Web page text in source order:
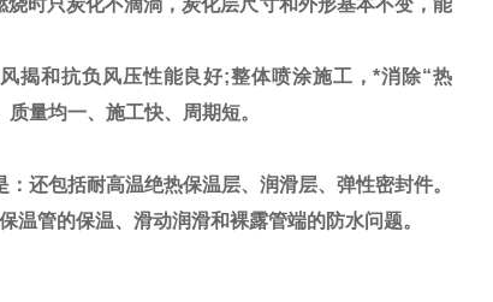
时只炭化不滴淌，炭化层尺寸和外形基本不变，能
揭和抗负风压性能良好;整体喷涂施工，*消除“热
量均一、施工快、周期短。
还包括耐高温绝热保温层、润滑层、弹性密封件。
管的保温、滑动润滑和裸露管端的防水问题。